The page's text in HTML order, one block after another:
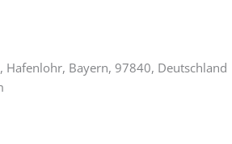
Hafenlohr, Bayern, 97840, Deutschland